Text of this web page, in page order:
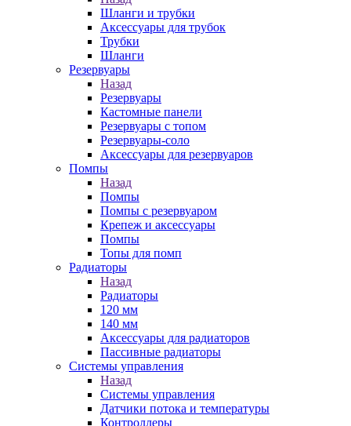
Шланги и трубки
Аксессуары для трубок
Трубки
Шланги
Резервуары
Назад
Резервуары
Кастомные панели
Резервуары с топом
Резервуары-соло
Аксессуары для резервуаров
Помпы
Назад
Помпы
Помпы с резервуаром
Крепеж и аксессуары
Помпы
Топы для помп
Радиаторы
Назад
Радиаторы
120 мм
140 мм
Аксессуары для радиаторов
Пассивные радиаторы
Системы управления
Назад
Системы управления
Датчики потока и температуры
Контроллеры